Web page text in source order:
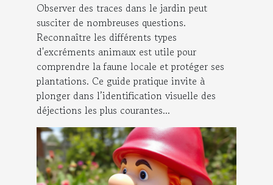
Observer des traces dans le jardin peut
susciter de nombreuses questions.
Reconnaître les différents types
d'excréments animaux est utile pour
comprendre la faune locale et protéger ses
plantations. Ce guide pratique invite à
plonger dans l’identification visuelle des
déjections les plus courantes...